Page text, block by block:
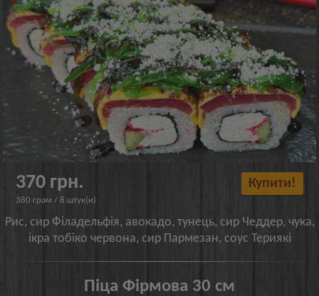
370 грн.
380 грам / 8 штук(и)
Купити!
Рис, сир Філадельфія, авокадо, тунець, сир Чеддер, чука,
ікра тобіко червона, сир Пармезан, соус Териякі
Піца Фірмова 30 см